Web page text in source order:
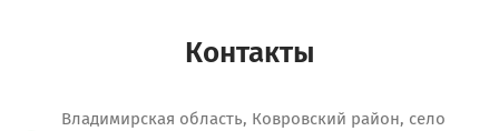
Контакты
Владимирская область, Ковровский район, село